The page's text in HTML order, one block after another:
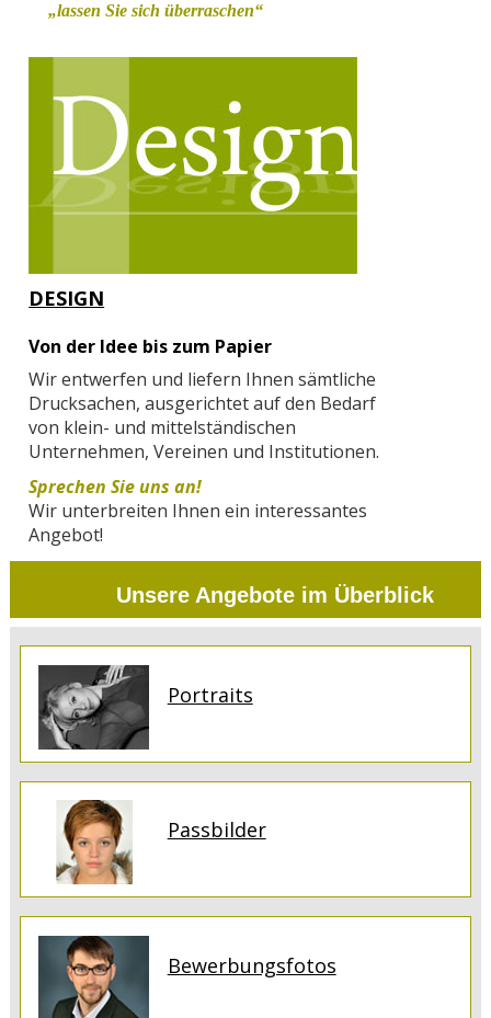
„lassen Sie sich überraschen“
DESIGN
Von der Idee bis zum Papier
Wir entwerfen und liefern Ihnen sämtliche
Drucksachen, ausgerichtet auf den Bedarf
von klein- und mittelständischen
Unternehmen, Vereinen und Institutionen.
Sprechen Sie uns an!
Wir unterbreiten Ihnen ein interessantes
Angebot!
Unsere Angebote im Überblick
Portraits
Passbilder
Bewerbungsfotos